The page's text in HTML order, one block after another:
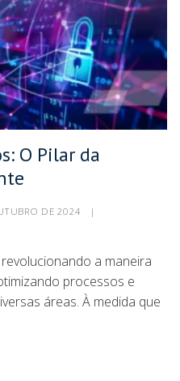
O Pilar da
DE 2024
|
a maneira
processos e
áreas. À medida que